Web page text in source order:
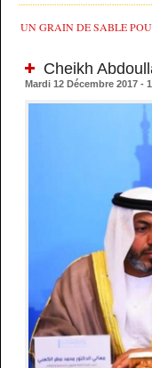
UN GRAIN DE SABLE
Cheikh
Mardi 12 Décembre 2017 -